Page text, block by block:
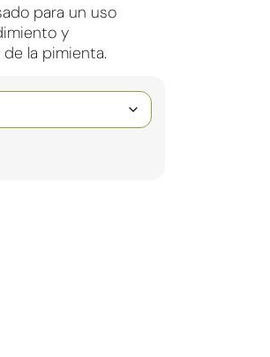
para un uso
y
la pimienta.